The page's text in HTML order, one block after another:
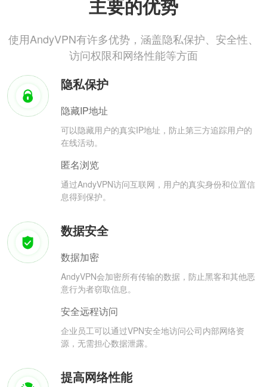
主要的优势
使用AndyVPN有许多优势，涵盖隐私保护、安全性、
访问权限和网络性能等方面
隐私保护
隐藏IP地址
可以隐藏用户的真实IP地址，防止第三方追踪用户的
在线活动。
匿名浏览
通过AndyVPN访问互联网，用户的真实身份和位置信
息得到保护。
数据安全
数据加密
AndyVPN会加密所有传输的数据，防止黑客和其他恶
意行为者窃取信息。
安全远程访问
企业员工可以通过VPN安全地访问公司内部网络资
源，无需担心数据泄露。
提高网络性能